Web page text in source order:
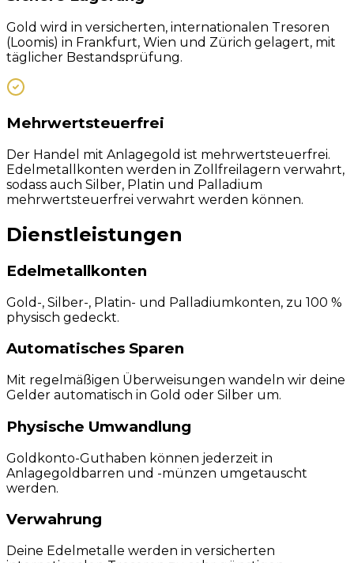
Gold wird in versicherten, internationalen Tresoren
(Loomis) in Frankfurt, Wien und Zürich gelagert, mit
täglicher Bestandsprüfung.
Mehrwertsteuerfrei
Der Handel mit Anlagegold ist mehrwertsteuerfrei.
Edelmetallkonten werden in Zollfreilagern verwahrt,
sodass auch Silber, Platin und Palladium
mehrwertsteuerfrei verwahrt werden können.
Dienstleistungen
Edelmetallkonten
Gold-, Silber-, Platin- und Palladiumkonten, zu 100 %
physisch gedeckt.
Automatisches Sparen
Mit regelmäßigen Überweisungen wandeln wir deine
Gelder automatisch in Gold oder Silber um.
Physische Umwandlung
Goldkonto-Guthaben können jederzeit in
Anlagegoldbarren und -münzen umgetauscht
werden.
Verwahrung
Deine Edelmetalle werden in versicherten